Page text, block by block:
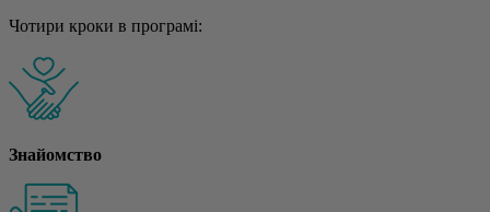
Чотири кроки в програмі:
Знайомство